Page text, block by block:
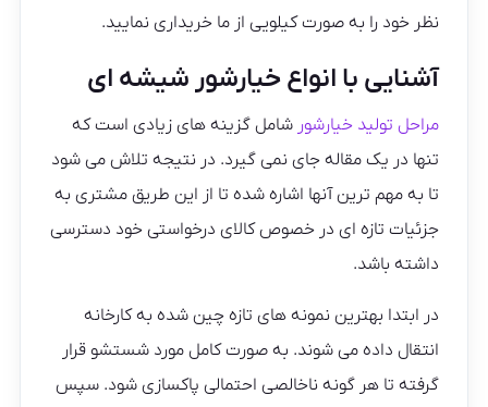
نظر خود را به صورت کیلویی از ما خریداری نمایید.
آشنایی با انواع خیارشور شیشه ای
مراحل تولید خیارشور شامل گزینه های زیادی است که
تنها در یک مقاله جای نمی گیرد. در نتیجه تلاش می شود
تا به مهم ترین آنها اشاره شده تا از این طریق مشتری به
جزئیات تازه ای در خصوص کالای درخواستی خود دسترسی
داشته باشد.
در ابتدا بهترین نمونه های تازه چین شده به کارخانه
انتقال داده می شوند. به صورت کامل مورد شستشو قرار
گرفته تا هر گونه ناخالصی احتمالی پاکسازی شود. سپس